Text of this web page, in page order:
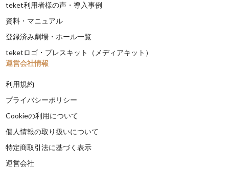
teket利用者様の声・導入事例
資料・マニュアル
登録済み劇場・ホール一覧
teketロゴ・プレスキット（メディアキット）
運営会社情報
利用規約
プライバシーポリシー
Cookieの利用について
個人情報の取り扱いについて
特定商取引法に基づく表示
運営会社